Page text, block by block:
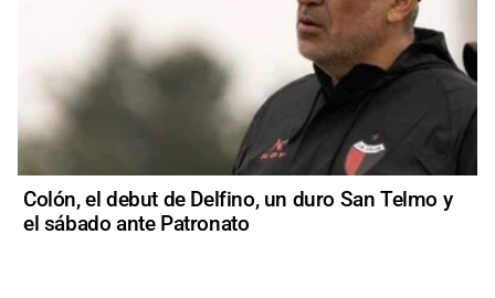
Colón, el debut de Delfino, un duro San Telmo y
el sábado ante Patronato